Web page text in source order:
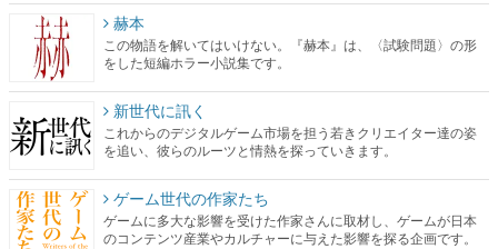
赫本
この物語を解いてはいけない。『赫本』は、〈試験問題〉の形
をした短編ホラー小説集です。
新世代に訊く
これからのデジタルゲーム市場を担う若きクリエイター達の姿
を追い、彼らのルーツと情熱を探っていきます。
ゲーム世代の作家たち
ゲームに多大な影響を受けた作家さんに取材し、ゲームが日本
のコンテンツ産業やカルチャーに与えた影響を探る企画です。